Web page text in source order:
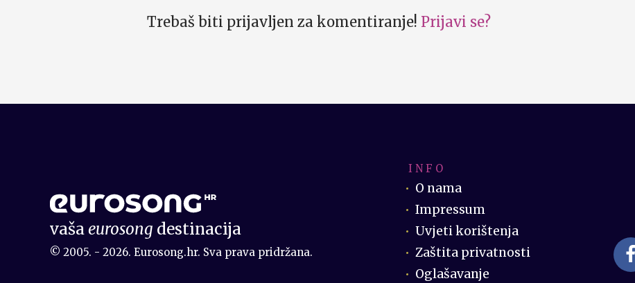
Trebaš biti prijavljen za komentiranje! Prijavi se?
vašaeurosong destinacija
© 2005. - 2026. Eurosong.hr. Sva prava pridržana.
I N F O
O nama
Impressum
Uvjeti korištenja
Zaštita privatnosti
Oglašavanje